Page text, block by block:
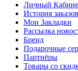
Личный
История заказов
Мои Закладки
Рассылка
Бренд
Подарочные
Партнёры
Товары со